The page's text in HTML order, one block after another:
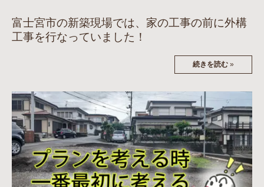
富士宮市の新築現場では、家の工事の前に外構
工事を行なっていました！
続きを読む »